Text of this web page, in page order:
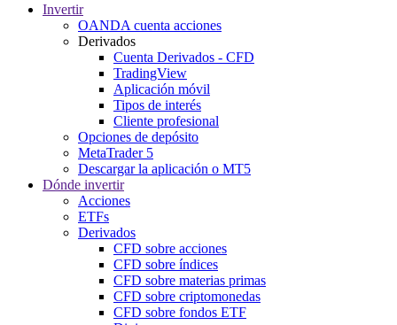
Invertir
OANDA cuenta acciones
Derivados
Cuenta Derivados - CFD
TradingView
Aplicación móvil
Tipos de interés
Cliente profesional
Opciones de depósito
MetaTrader 5
Descargar la aplicación o MT5
Dónde invertir
Acciones
ETFs
Derivados
CFD sobre acciones
CFD sobre índices
CFD sobre materias primas
CFD sobre criptomonedas
CFD sobre fondos ETF